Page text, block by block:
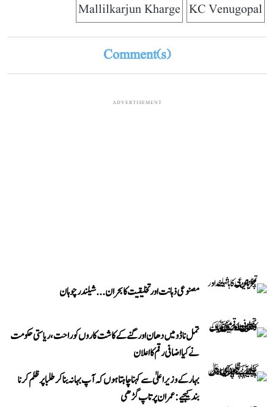
KC Venugopal
Mallilkarjun Kharge
Comment(s)
ADVERTISEMENT
مصنوعی ذہانت اور تخلیقیت کا بحران... شیلندر چوہان
تمل ناڈو میں دھان اور گنے کے کاشت کاروں کو راحت، ریاستی حکومت
نے کیا اضافی رقم کا اعلان
بہار کے وزیر اعلیٰ سے کہنا چاہتا ہوں کہ آپ بہانہ بنا کر طلبا پر ظلم کرنا
بند کیجیے: عمران پرتاپ گڑھی